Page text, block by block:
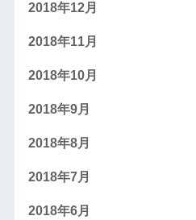
2018年12月
2018年11月
2018年10月
2018年9月
2018年8月
2018年7月
2018年6月